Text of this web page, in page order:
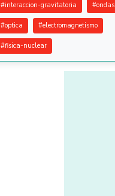
#interaccion-gravitatoria #ondas
#optica #electromagnetismo
#fisica-nuclear